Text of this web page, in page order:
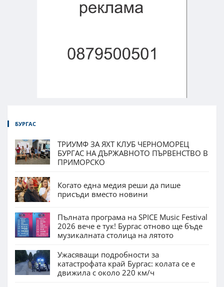
БУРГАС
ТРИУМФ ЗА ЯХТ КЛУБ ЧЕРНОМОРЕЦ
БУРГАС НА ДЪРЖАВНОТО ПЪРВЕНСТВО В
ПРИМОРСКО
Когато една медия реши да пише
присъди вместо новини
Пълната програма на SPICE Music Festival
2026 вече е тук! Бургас отново ще бъде
музикалната столица на лятото
Ужасяващи подробности за
катастрофата край Бургас: колата се е
движила с около 220 км/ч